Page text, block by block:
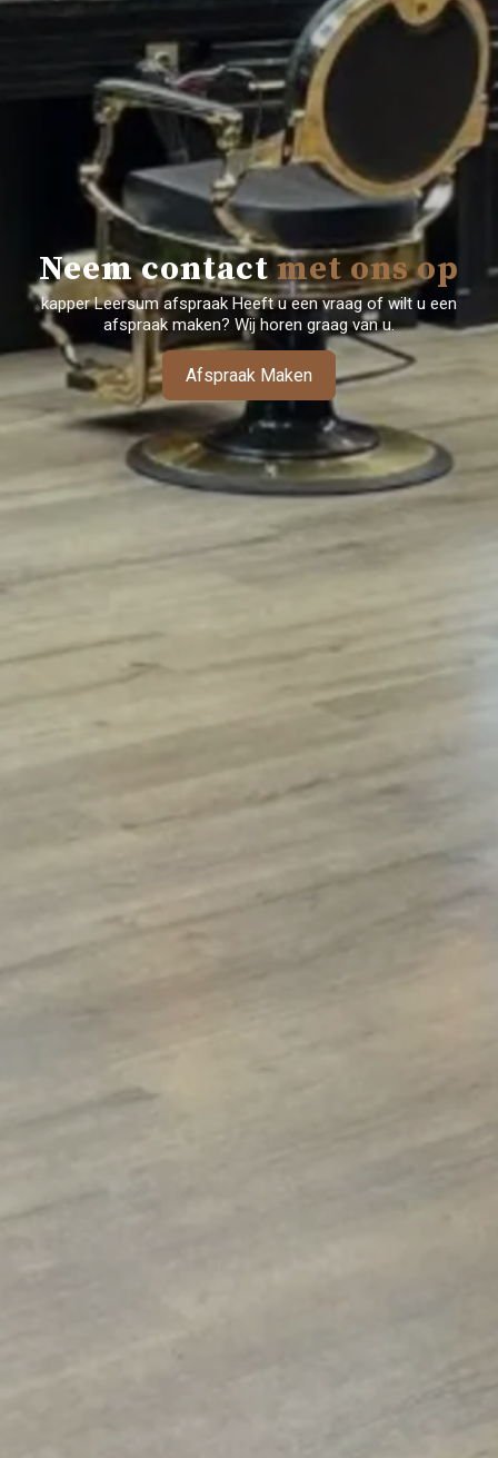
Neem contactmet ons op
kapper Leersum afspraak Heeft u een vraag of wilt u een
afspraak maken? Wij horen graag van u.
Afspraak Maken